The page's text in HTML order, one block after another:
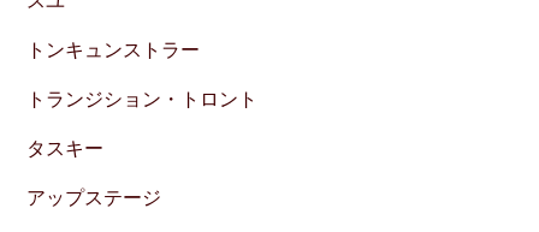
トンキュンストラー
トランジション・トロント
タスキー
アップステージ